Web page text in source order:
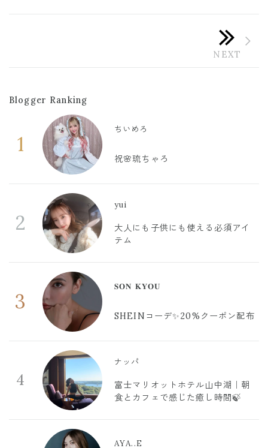
Blogger Ranking
1
ちいめろ
祝🌸琉ちゃろ
2
yui
大人にも子供にも使える必須アイ
テム
3
𝐒𝐎𝐍 𝐊𝐘𝐎𝐔
SHEINコーデ✨20%クーポン配布
4
ナッパ
富士マリオットホテル山中湖｜朝
食とカフェで感じた癒し時間🍃
AYA..E